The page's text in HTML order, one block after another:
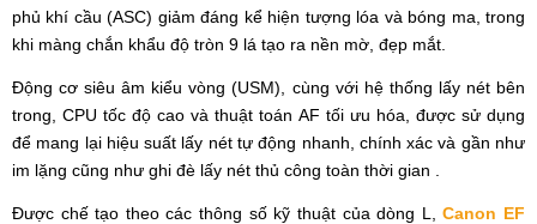
phủ khí cầu (ASC) giảm đáng kể hiện tượng lóa và bóng ma, trong
khi màng chắn khẩu độ tròn 9 lá tạo ra nền mờ, đẹp mắt.
Động cơ siêu âm kiểu vòng (USM), cùng với hệ thống lấy nét bên
trong, CPU tốc độ cao và thuật toán AF tối ưu hóa, được sử dụng
để mang lại hiệu suất lấy nét tự động nhanh, chính xác và gần như
im lặng cũng như ghi đè lấy nét thủ công toàn thời gian .
Được chế tạo theo các thông số kỹ thuật của dòng L,Canon EF